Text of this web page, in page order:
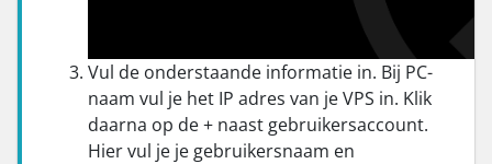
Vul de onderstaande informatie in. Bij PC-
naam vul je het IP adres van je VPS in. Klik
daarna op de + naast gebruikersaccount.
Hier vul je je gebruikersnaam en